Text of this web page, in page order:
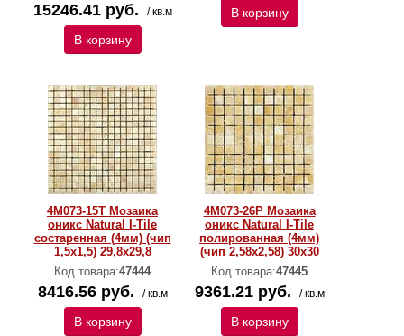
15246.41 руб. / кв.м
В корзину
В корзину
4M073-15T Мозаика
оникс Natural I-Тilе
состаренная (4мм) (чип
1,5x1,5) 29,8х29,8
Код товара:47444
8416.56 руб. / кв.м
В корзину
4M073-26P Мозаика
оникс Natural I-Тilе
полированная (4мм)
(чип 2,58х2,58) 30х30
Код товара:47445
9361.21 руб. / кв.м
В корзину